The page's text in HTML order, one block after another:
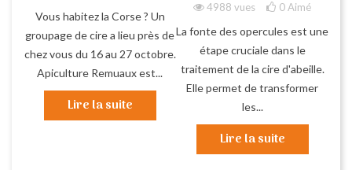
Vous habitez la Corse ? Un
groupage de cire a lieu près de
chez vous du 16 au 27 octobre.
Apiculture Remuaux est...
Lire la suite
4988 vues 0Aimé
La fonte des opercules est une
étape cruciale dans le
traitement de la cire d'abeille.
Elle permet de transformer
les...
Lire la suite